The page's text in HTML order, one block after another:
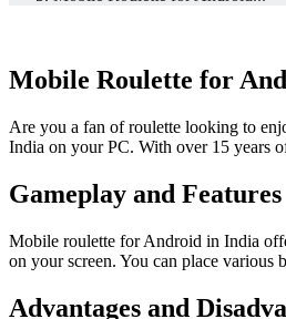
Mobile Roulette for
Are you a fan of roulette looking to
India on your PC. With over 15 years
Gameplay and Features
Mobile roulette for Android in India
on your screen. You can place various
Advantages and